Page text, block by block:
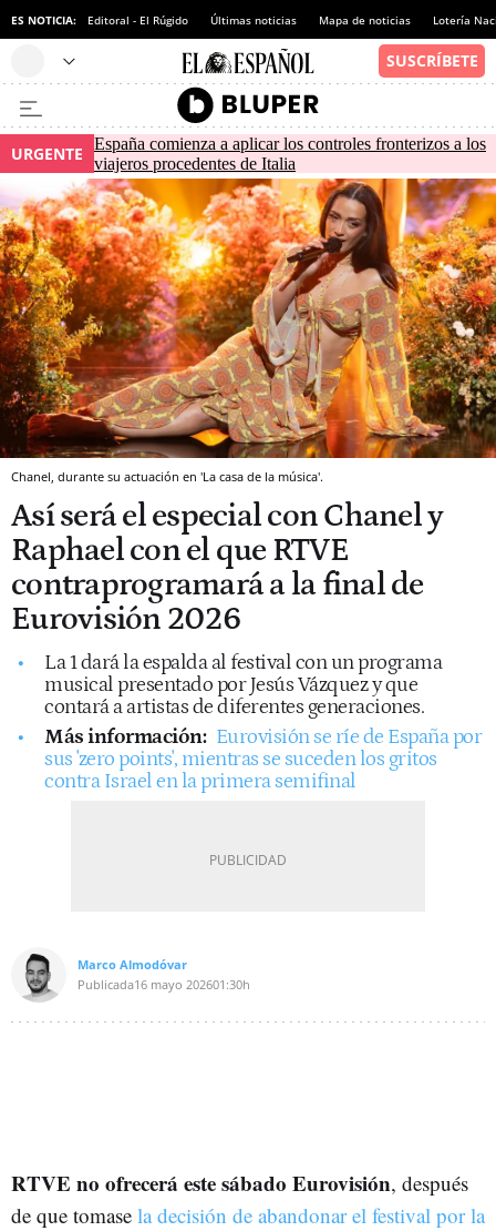
ES NOTICIA: Editoral - El Rúgido Últimas noticias Mapa de noticias Lotería
URGENTE
España comienza a aplicar los controles fronterizos a los
viajeros procedentes de Italia
Chanel, durante su actuación en 'La casa de la música'.
Así será el especial con Chanel y
Raphael con el que RTVE
contraprogramará a la final de
Eurovisión 2026
La 1 dará la espalda al festival con un programa
musical presentado por Jesús Vázquez y que
contará a artistas de diferentes generaciones.
Más información: Eurovisión se ríe de España por
sus 'zero points', mientras se suceden los gritos
contra Israel en la primera semifinal
Marco Almodóvar
Publicada16 mayo 202601:30h
RTVE no ofrecerá este sábado Eurovisión, después
de que tomase la decisión de abandonar el festival por la